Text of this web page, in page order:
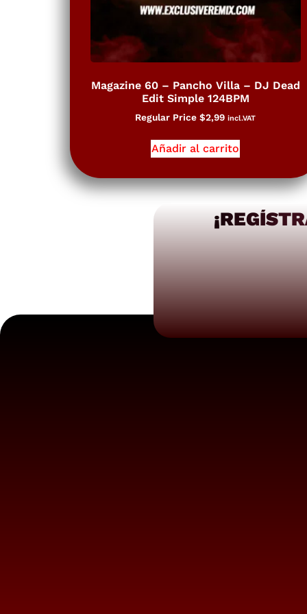
Magazine 60 – Pancho Villa – DJ Dead
Edit Simple 124BPM
Regular Price$2,99 incl.VAT
Añadir al carrito